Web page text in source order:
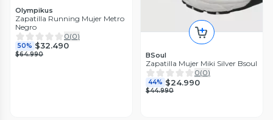
Olympikus
Zapatilla Running Mujer Metro
Negro
0(0)
50% $32.490
$64.990 BSoul
Zapatilla Mujer Miki Silver Bsoul
0(0)
44% $24.990
$44.990